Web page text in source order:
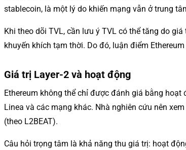
stablecoin, là một lý do khiến mạng vẫn ở trung
Khi theo dõi TVL, cần lưu ý TVL có thể tăng do
khuyến khích tạm thời. Do đó, luận điểm
Giá trị Layer-2 và hoạt động
Ethereum không thể chỉ được đánh giá bằng
Linea và các mạng khác. Nhà nghiên cứu nên
(theo L2BEAT).
Câu hỏi trọng tâm là khả năng thu giá trị: hoạt